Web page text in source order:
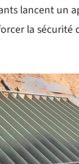
lancent un
la